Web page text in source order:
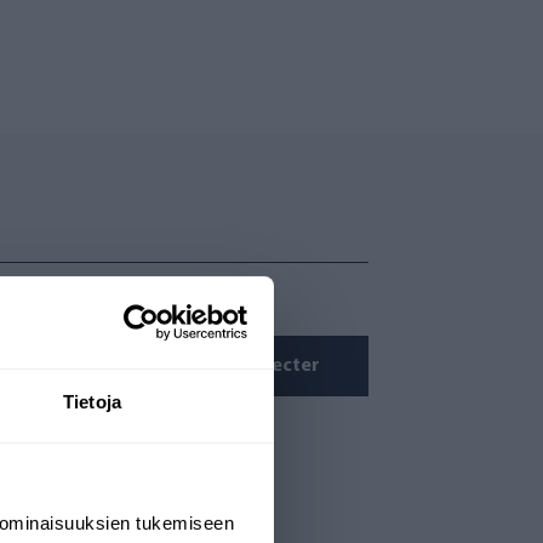
Tietoja
tukemiseen
Se connecter